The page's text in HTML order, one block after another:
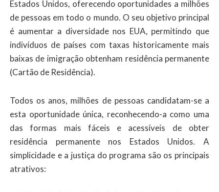
Estados Unidos, oferecendo oportunidades a milhões
de pessoas em todo o mundo. O seu objetivo principal
é aumentar a diversidade nos EUA, permitindo que
indivíduos de países com taxas historicamente mais
baixas de imigração obtenham residência permanente
(Cartão de Residência).
Todos os anos, milhões de pessoas candidatam-se a
esta oportunidade única, reconhecendo-a como uma
das formas mais fáceis e acessíveis de obter
residência permanente nos Estados Unidos. A
simplicidade e a justiça do programa são os principais
atrativos: